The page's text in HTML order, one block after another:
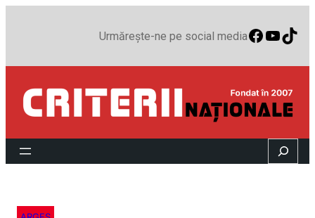
Urmărește-ne pe social media
Search